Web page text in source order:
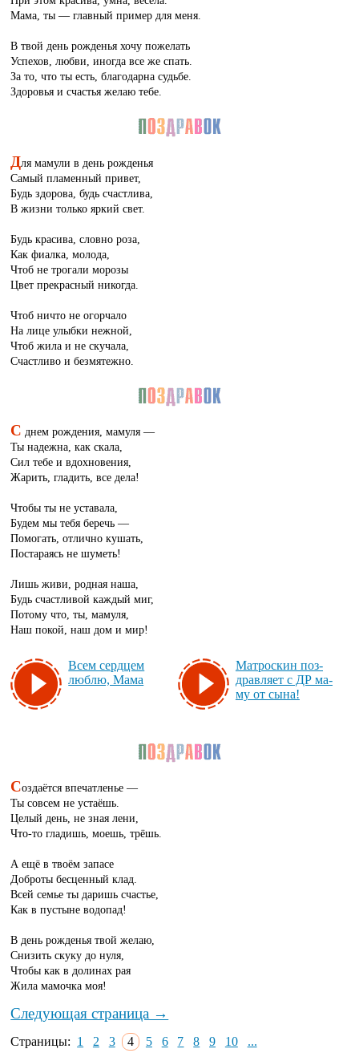
Мама, ты — главный пример для меня.
В твой день рожденья хочу пожелать
Успехов, любви, иногда все же спать.
За то, что ты есть, благодарна судьбе.
Здоровья и счастья желаю тебе.
Для мамули в день рожденья
Самый пламенный привет,
Будь здорова, будь счастлива,
В жизни только яркий свет.
Будь красива, словно роза,
Как фиалка, молода,
Чтоб не трогали морозы
Цвет прекрасный никогда.
Чтоб ничто не огорчало
На лице улыбки нежной,
Чтоб жила и не скучала,
Счастливо и безмятежно.
С днем рождения, мамуля —
Ты надежна, как скала,
Сил тебе и вдохновения,
Жарить, гладить, все дела!
Чтобы ты не уставала,
Будем мы тебя беречь —
Помогать, отлично кушать,
Постараясь не шуметь!
Лишь живи, родная наша,
Будь счастливой каждый миг,
Потому что, ты, мамуля,
Наш покой, наш дом и мир!
Всем сер­дцем
люб­лю, Ма­ма
Мат­рос­кин поз­
драв­ля­ет с ДР ма­
му от сы­на!
Создаётся впечатленье —
Ты совсем не устаёшь.
Целый день, не зная лени,
Что-то гладишь, моешь, трёшь.
А ещё в твоём запасе
Доброты бесценный клад.
Всей семье ты даришь счастье,
Как в пустыне водопад!
В день рожденья твой желаю,
Снизить скуку до нуля,
Чтобы как в долинах рая
Жила мамочка моя!
Следующая страница →
Страницы: 1 2 3 4 5 6 7 8 9 10 ...